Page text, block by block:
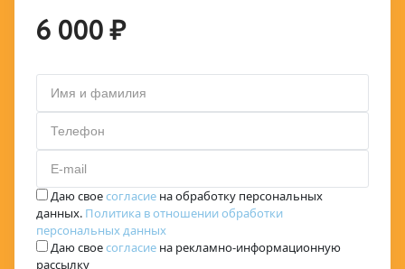
6 000 ₽
Имя и фамилия
Телефон
E-mail
Даю своесогласие на обработку персональных
данных. Политика в отношении обработки
персональных данных
Даю своесогласие на рекламно-информационную
рассылку